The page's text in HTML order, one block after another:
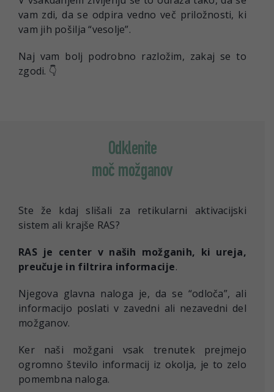
vam zdi, da se odpira vedno več priložnosti, ki
vam jih pošilja “vesolje”.
Naj vam bolj podrobno razložim, zakaj se to
zgodi. 👇
Odklenite
moč možganov
Ste že kdaj slišali za retikularni aktivacijski
sistem ali krajše RAS?
RAS je center v naših možganih, ki ureja,
preučuje in filtrira informacije.
Njegova glavna naloga je, da se “odloča”, ali
informacijo poslati v zavedni ali nezavedni del
možganov.
Ker naši možgani vsak trenutek prejmejo
ogromno število informacij iz okolja, je to zelo
pomembna naloga.